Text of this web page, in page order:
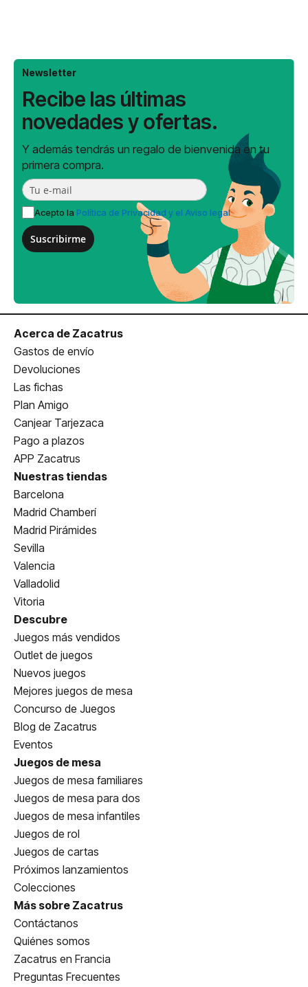
Newsletter
Recibe las últimas
novedades y ofertas.
Y además tendrás un regalo de bienvenida en tu
primera compra.
Acepto la Política de Privacidad y el Aviso legal
Suscribirme
Acerca de Zacatrus
Gastos de envío
Devoluciones
Las fichas
Plan Amigo
Canjear Tarjezaca
Pago a plazos
APP Zacatrus
Nuestras tiendas
Barcelona
Madrid Chamberí
Madrid Pirámides
Sevilla
Valencia
Valladolid
Vitoria
Descubre
Juegos más vendidos
Outlet de juegos
Nuevos juegos
Mejores juegos de mesa
Concurso de Juegos
Blog de Zacatrus
Eventos
Juegos de mesa
Juegos de mesa familiares
Juegos de mesa para dos
Juegos de mesa infantiles
Juegos de rol
Juegos de cartas
Próximos lanzamientos
Colecciones
Más sobre Zacatrus
Contáctanos
Quiénes somos
Zacatrus en Francia
Preguntas Frecuentes